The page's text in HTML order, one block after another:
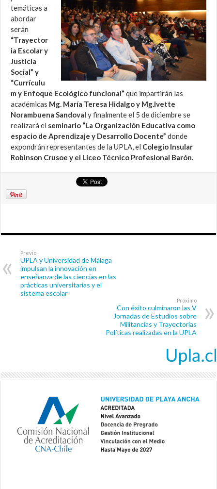
temáticas a
abordar
serán
“Trayector
ia Escolar y
Justicia
Social” y
“Currículu
m y Enfoque Ecológico funcional” que impartirán las
académicas Mg. María Teresa Hidalgo y Mg.Ivette
Norambuena Sandoval y finalmente el 5 de diciembre se
realizará el seminario “La Organización Educativa como
espacio de Aprendizaje y Desarrollo Docente” donde
expondrán representantes de la UPLA, el Colegio Insular
Robinson Crusoe y el Liceo Técnico Profesional Barón.
Previo
UPLA y Universidad de Málaga
impulsan la innovación en
enseñanza de las ciencias en las
prácticas universitarias y el
sistema escolar
Próximo
Con éxito culminaron las V
Jornadas de Estudios sobre
Militancias y Trayectorias
Políticas realizadas en la UPLA